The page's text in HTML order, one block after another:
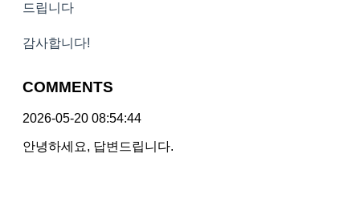
드립니다
감사합니다!
COMMENTS
2026-05-20 08:54:44
안녕하세요, 답변드립니다.